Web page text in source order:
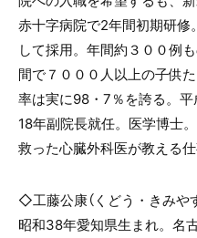
赤十字病院で2年間初期研修。
して採用。年間約３００例
間で７０００人以上の子供
率は実に98 ・ 7％を誇る。
18年副院長就任。医学博士
救った心臓外科医が教える仕
◇工藤公康（くどう・きみや
昭和38年愛知県生まれ。名